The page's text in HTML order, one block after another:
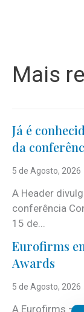
Mais
Já é
da
5 de Agosto, 2026
A Header
conferência
15 de...
Eurofirms
Awards
5 de Agosto, 2026
A Eurofirms –